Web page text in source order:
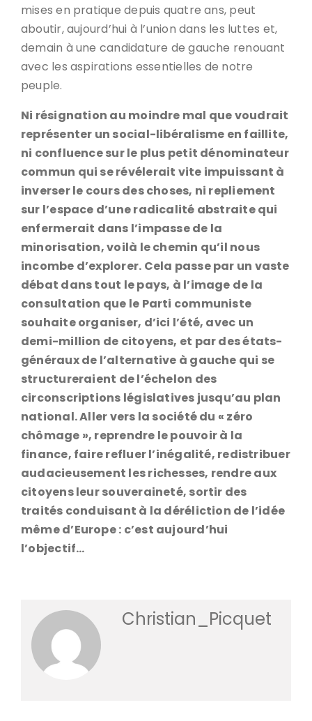
mises en pratique depuis quatre ans, peut
aboutir, aujourd’hui à l’union dans les luttes et,
demain à une candidature de gauche renouant
avec les aspirations essentielles de notre
peuple.
Ni résignation au moindre mal que voudrait
représenter un social-libéralisme en faillite,
ni confluence sur le plus petit dénominateur
commun qui se révélerait vite impuissant à
inverser le cours des choses, ni repliement
sur l’espace d’une radicalité abstraite qui
enfermerait dans l’impasse de la
minorisation, voilà le chemin qu’il nous
incombe d’explorer. Cela passe par un vaste
débat dans tout le pays, à l’image de la
consultation que le Parti communiste
souhaite organiser, d’ici l’été, avec un
demi-million de citoyens, et par des états-
généraux de l’alternative à gauche qui se
structureraient de l’échelon des
circonscriptions législatives jusqu’au plan
national. Aller vers la société du « zéro
chômage », reprendre le pouvoir à la
finance, faire refluer l’inégalité, redistribuer
audacieusement les richesses, rendre aux
citoyens leur souveraineté, sortir des
traités conduisant à la déréliction de l’idée
même d’Europe : c’est aujourd’hui
l’objectif…
Christian_Picquet